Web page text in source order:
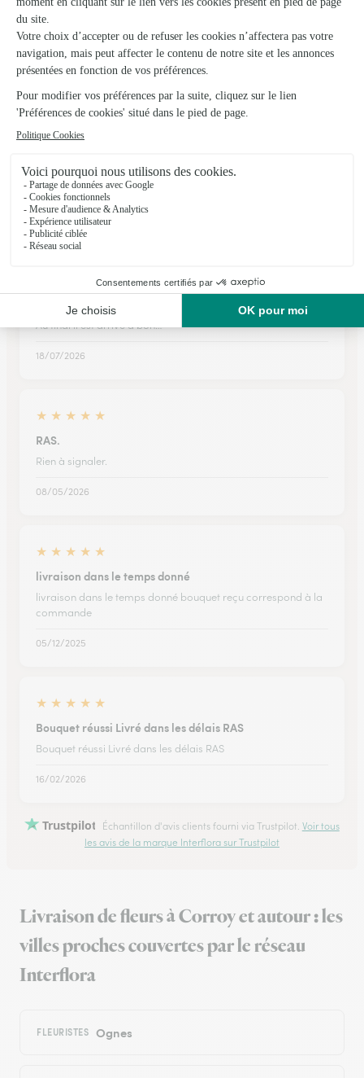
★★★★ ★4.1 (98)
62, avenue Pierre Brossolette
Voir la boutique
Ils ont fait livrer des fleurs ou une plante à
Corroy
★ ★ ★ ★
Bonne 1 ère expérience, le bouquet était fidèle à celui vu pour
la commande. Le fleuriste ne trouvait pas le lieu de livraison,
Interflora nous a tout de suite contacter pour nous prévenir👍
Au final il est arrivé à bon…
18/07/2026
★ ★ ★ ★ ★
RAS.
Rien à signaler.
08/05/2026
★ ★ ★ ★ ★
livraison dans le temps donné
livraison dans le temps donné bouquet reçu correspond à la
commande
05/12/2025
★ ★ ★ ★ ★
Bouquet réussi Livré dans les délais RAS
Bouquet réussi Livré dans les délais RAS
16/02/2026
Trustpilot Échantillon d'avis clients fourni via Trustpilot. Voir tous
les avis de la marque Interflora sur Trustpilot
Livraison de fleurs à Corroy et autour : les
villes proches couvertes par le réseau
Interflora
FLEURISTES Ognes